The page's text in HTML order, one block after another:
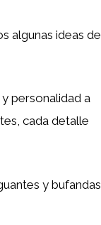
algunas ideas de
personalidad a
cada detalle
y bufandas